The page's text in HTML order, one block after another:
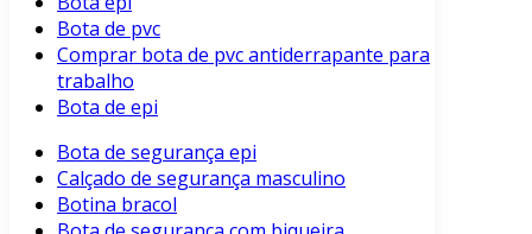
Bota de pvc
Comprar bota de pvc antiderrapante para
trabalho
Bota de epi
Bota de segurança epi
Calçado de segurança masculino
Botina bracol